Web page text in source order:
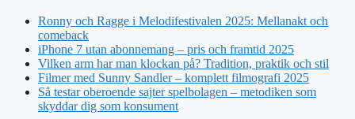
Ronny och Ragge i Melodifestivalen 2025: Mellanakt och
comeback
iPhone 7 utan abonnemang – pris och framtid 2025
Vilken arm har man klockan på? Tradition, praktik och stil
Filmer med Sunny Sandler – komplett filmografi 2025
Så testar oberoende sajter spelbolagen – metodiken som
skyddar dig som konsument